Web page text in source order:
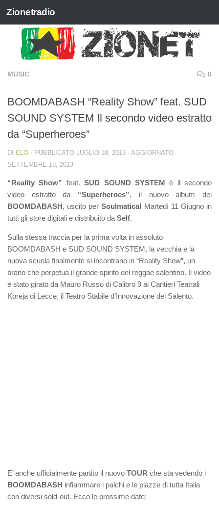
Salta al contenuto
Zionetradio
MUSIC 0
BOOMDABASH “Reality Show” feat. SUD
SOUND SYSTEM Il secondo video estratto
da “Superheroes”
DI CLO · PUBBLICATO LUGLIO 18, 2013 · AGGIORNATO
SETTEMBRE 18, 2013
“Reality Show” feat. SUD SOUND SYSTEM è il secondo
video estratto da “Superheroes”, il nuovo album dei
BOOMDABASH, uscito perSoulmatical Martedì 11 Giugno in
tutti gli store digitali e distribuito da Self.
Sulla stessa traccia per la prima volta in assoluto
BOOMDABASH e SUD SOUND SYSTEM, la vecchia e la
nuova scuola finalmente si incontrano in “Reality Show”, un
brano che perpetua il grande spirito del reggae salentino. Il video
è stato girato da Mauro Russo di Calibro 9 ai Cantieri Teatrali
Koreja di Lecce, il Teatro Stabile d’Innovazione del Salento.
E’ anche ufficialmente partito il nuovo TOUR che sta vedendo i
BOOMDABASH infiammare i palchi e le piazze di tutta Italia
con diversi sold-out. Ecco le prossime date: